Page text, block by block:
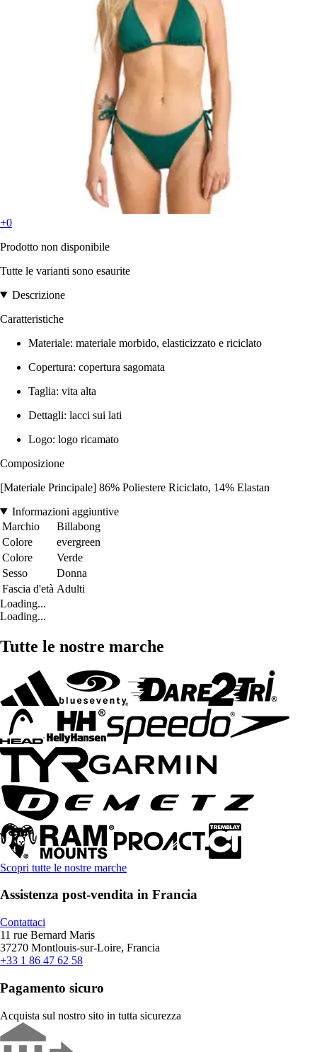
+0
Prodotto non disponibile
Tutte le varianti sono esaurite
Descrizione
Caratteristiche
Materiale: materiale morbido, elasticizzato e riciclato
Copertura: copertura sagomata
Taglia: vita alta
Dettagli: lacci sui lati
Logo: logo ricamato
Composizione
[Materiale Principale] 86% Poliestere Riciclato, 14% Elastan
Informazioni aggiuntive
Marchio
Billabong
Colore
evergreen
Colore
Verde
Sesso
Donna
Fascia d'età Adulti
Loading...
Loading...
Tutte le nostre marche
Scopri tutte le nostre marche
Assistenza post-vendita in Francia
Contattaci
11 rue Bernard Maris
37270 Montlouis-sur-Loire, Francia
+33 1 86 47 62 58
Pagamento sicuro
Acquista sul nostro sito in tutta sicurezza